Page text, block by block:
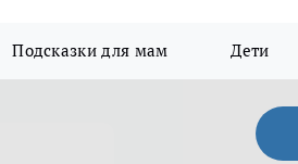
Подсказки для мам Дети